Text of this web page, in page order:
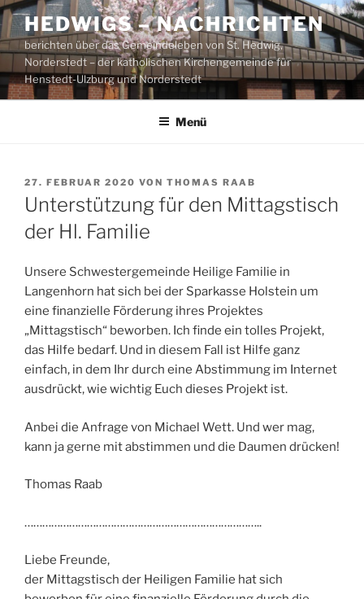
Zum
Inhalt
springen
HEDWIGS – NACHRICHTEN
berichten über das Gemeindeleben von St. Hedwig,
Norderstedt – der katholischen Kirchengemeinde für
Henstedt-Ulzburg und Norderstedt
Menü
VERÖFFENTLICHT
AM
27. FEBRUAR 2020 VON THOMAS RAAB
Unterstützung für den Mittagstisch
der Hl. Familie
Unsere Schwestergemeinde Heilige Familie in
Langenhorn hat sich bei der Sparkasse Holstein um
eine finanzielle Förderung ihres Projektes
„Mittagstisch“ beworben. Ich finde ein tolles Projekt,
das Hilfe bedarf. Und in diesem Fall ist Hilfe ganz
einfach, in dem Ihr durch eine Abstimmung im Internet
ausdrückt, wie wichtig Euch dieses Projekt ist.
Anbei die Anfrage von Michael Wett. Und wer mag,
kann ja gerne mit abstimmen und die Daumen drücken!
Thomas Raab
……………………………………………………………………..
Liebe Freunde,
der Mittagstisch der Heiligen Familie hat sich